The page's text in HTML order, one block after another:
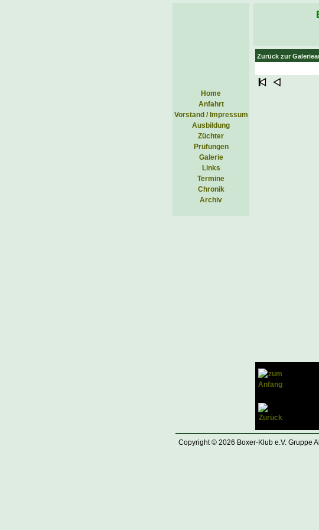
Home
Anfahrt
Vorstand / Impressum
Ausbildung
Züchter
Prüfungen
Galerie
Links
Termine
Chronik
Archiv
Zurück zur
Copyright © 2026 Boxer-Klub e.V. Gruppe